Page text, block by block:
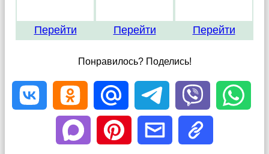
Перейти Перейти Перейти
Понравилось? Поделись!